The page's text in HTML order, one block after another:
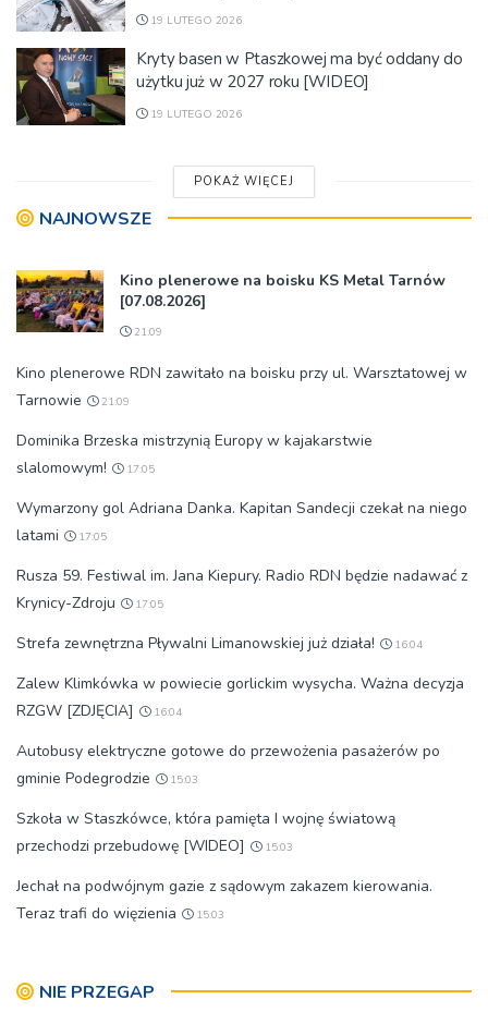
19 LUTEGO 2026
Kryty basen w Ptaszkowej ma być oddany do
użytku już w 2027 roku [WIDEO]
19 LUTEGO 2026
POKAŻ WIĘCEJ
NAJNOWSZE
Kino plenerowe na boisku KS Metal Tarnów
[07.08.2026]
21:09
Kino plenerowe RDN zawitało na boisku przy ul. Warsztatowej w
Tarnowie
21:09
Dominika Brzeska mistrzynią Europy w kajakarstwie
slalomowym!
17:05
Wymarzony gol Adriana Danka. Kapitan Sandecji czekał na niego
latami
17:05
Rusza 59. Festiwal im. Jana Kiepury. Radio RDN będzie nadawać z
Krynicy-Zdroju
17:05
Strefa zewnętrzna Pływalni Limanowskiej już działa! 16:04
Zalew Klimkówka w powiecie gorlickim wysycha. Ważna decyzja
RZGW [ZDJĘCIA]
16:04
Autobusy elektryczne gotowe do przewożenia pasażerów po
gminie Podegrodzie
15:03
Szkoła w Staszkówce, która pamięta I wojnę światową
przechodzi przebudowę [WIDEO]
15:03
Jechał na podwójnym gazie z sądowym zakazem kierowania.
Teraz trafi do więzienia
15:03
NIE PRZEGAP